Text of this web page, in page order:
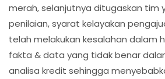
merah, selanjutnya ditugaskan tim
penilaian, syarat kelayakan
telah melakukan kesalahan dalam
fakta & data yang tidak benar
analisa kredit sehingga